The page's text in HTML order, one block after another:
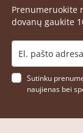
Prenumeruokite
dovanų gaukite
Sutinku
naujienas bei